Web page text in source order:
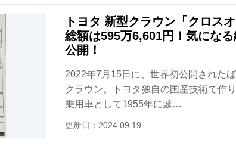
トヨタ 新型クラウン「クロス
総額は595万6,601円！気にな
公開！
2022年7月15日に、世界初公開された
クラウン。トヨタ独自の国産技術で作
乗用車として1955年に誕…
更新日：2024.09.19